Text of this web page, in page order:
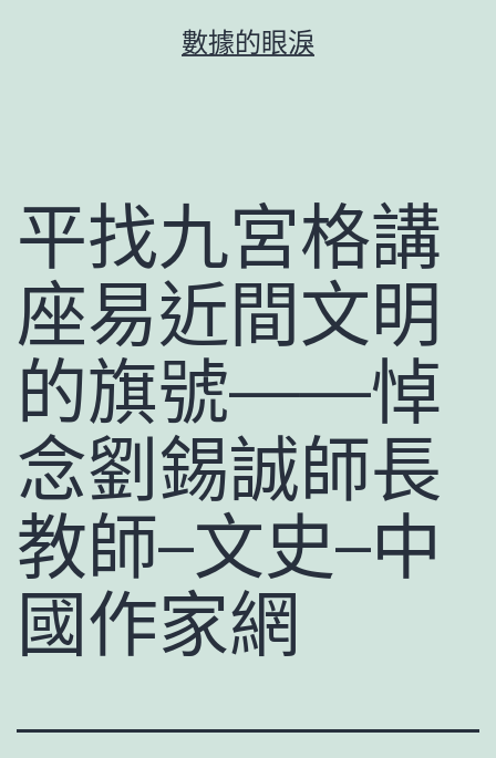
數據的眼淚
平找九宮格講
座易近間文明
的旗號——悼
念劉錫誠師長
教師–文史–中
國作家網